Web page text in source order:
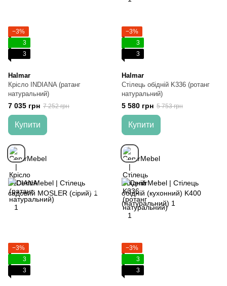
−3%
3
3
Halmar
Крісло INDIANA (ратанг
натуральний)
7 035 грн 7 252 грн
Купити
−3%
3
3
Halmar
Стілець обідній K336 (ротанг
натуральний)
5 580 грн 5 753 грн
Купити
−3%
3
3
−3%
3
3